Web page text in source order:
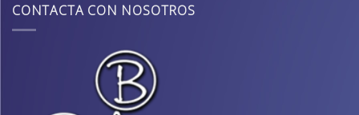
CONTACTA CON NOSOTROS